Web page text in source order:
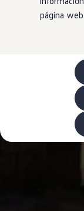
página web.
Modelos
Extras